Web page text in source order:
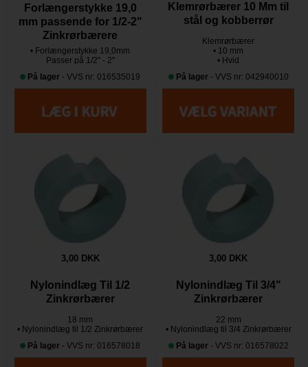
Forlængerstykke 19,0
mm passende for 1/2-2"
Zinkrørbærere
• Forlængerstykke 19,0mm
Passer på 1/2" - 2"
På lager - VVS nr: 016535019
Klemrørbærer 10 Mm til
stål og kobberrør
Klemrørbærer
• 10 mm
• Hvid
På lager - VVS nr: 042940010
3,00 DKK
Nylonindlæg Til 1/2
Zinkrørbærer
18 mm
• Nylonindlæg til 1/2 Zinkrørbærer
På lager - VVS nr: 016578018
3,00 DKK
Nylonindlæg Til 3/4"
Zinkrørbærer
22 mm
• Nylonindlæg til 3/4 Zinkrørbærer
På lager - VVS nr: 016578022